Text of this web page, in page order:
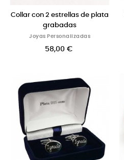
Collar con 2 estrellas de plata
grabadas
Joyas Personalizadas
58,00 €